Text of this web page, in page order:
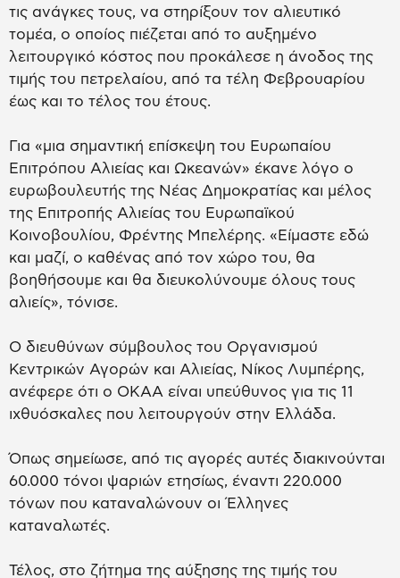
τις ανάγκες τους, να στηρίξουν τον αλιευτικό
τομέα, ο οποίος πιέζεται από το αυξημένο
λειτουργικό κόστος που προκάλεσε η άνοδος της
τιμής του πετρελαίου, από τα τέλη Φεβρουαρίου
έως και το τέλος του έτους.
Για «μια σημαντική επίσκεψη του Ευρωπαίου
Επιτρόπου Αλιείας και Ωκεανών» έκανε λόγο ο
ευρωβουλευτής της Νέας Δημοκρατίας και μέλος
της Επιτροπής Αλιείας του Ευρωπαϊκού
Κοινοβουλίου, Φρέντης Μπελέρης. «Είμαστε εδώ
και μαζί, ο καθένας από τον χώρο του, θα
βοηθήσουμε και θα διευκολύνουμε όλους τους
αλιείς», τόνισε.
Ο διευθύνων σύμβουλος του Οργανισμού
Κεντρικών Αγορών και Αλιείας, Νίκος Λυμπέρης,
ανέφερε ότι ο ΟΚΑΑ είναι υπεύθυνος για τις 11
ιχθυόσκαλες που λειτουργούν στην Ελλάδα.
Όπως σημείωσε, από τις αγορές αυτές διακινούνται
60.000 τόνοι ψαριών ετησίως, έναντι 220.000
τόνων που καταναλώνουν οι Έλληνες
καταναλωτές.
Τέλος, στο ζήτημα της αύξησης της τιμής του